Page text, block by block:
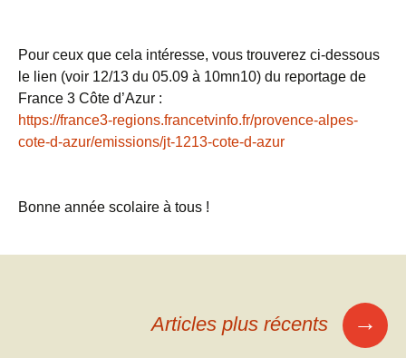
Pour ceux que cela intéresse, vous trouverez ci-dessous
le lien (voir 12/13 du 05.09 à 10mn10) du reportage de
France 3 Côte d’Azur :
https://france3-regions.francetvinfo.fr/provence-alpes-
cote-d-azur/emissions/jt-1213-cote-d-azur
Bonne année scolaire à tous !
NavigationArticles plus récents →